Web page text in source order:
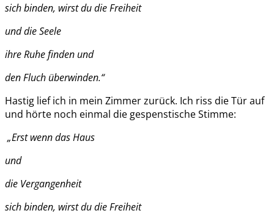
sich binden, wirst dudie Freiheit
und die Seele
ihre Ruhe finden und
den Fluch überwinden.“
Hastig lief ich in mein Zimmer zurück. Ich riss die Tür auf
und hörte noch einmal die gespenstische Stimme:
„ErstwenndasHaus
und
die Vergangenheit
sich binden, wirst dudie Freiheit